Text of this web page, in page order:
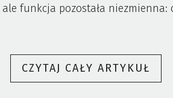
funkcja pozostała niezmienna:
CZYTAJ CAŁY ARTYKUŁ